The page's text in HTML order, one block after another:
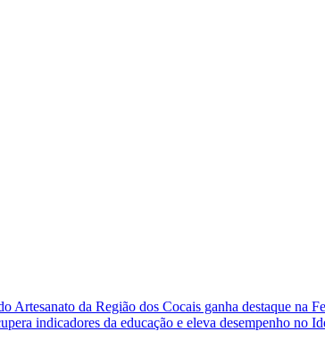
Artesanato da Região dos Cocais ganha destaque na
indicadores da educação e eleva desempenho no